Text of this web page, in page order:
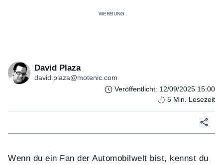
David Plaza
david.plaza@motenic.com
Veröffentlicht: 12/09/2025 15:00
5 Min. Lesezeit
Wenn du ein Fan der Automobilwelt bist, kennst du